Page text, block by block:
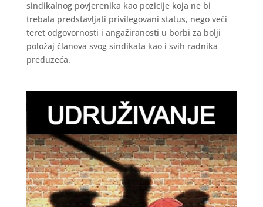
sindikalnog povjerenika kao pozicije koja ne bi
trebala predstavljati privilegovani status, nego veći
teret odgovornosti i angažiranosti u borbi za bolji
položaj članova svog sindikata kao i svih radnika
preduzeća.